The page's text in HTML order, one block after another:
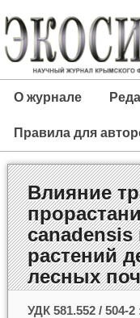
О журнале
Правила для
Влияние
растений
лесных
УДК 581.552 / 504-2